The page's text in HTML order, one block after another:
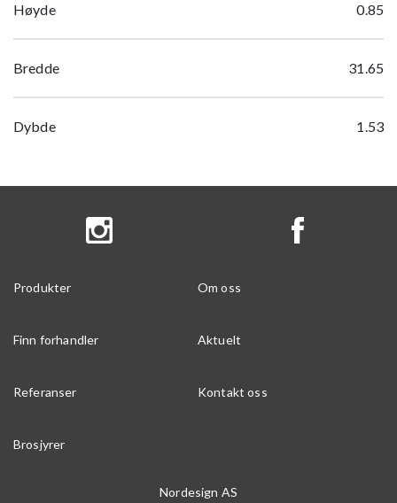
Høyde 0.85
Bredde 31.65
Dybde 1.53
Produkter Om oss
Finn forhandler Aktuelt
Referanser Kontakt oss
Brosjyrer
Nordesign AS